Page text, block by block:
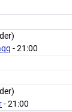
- 21:00
- 21:00